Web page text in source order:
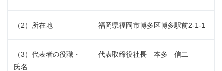
（2）所在地 福岡県福岡市博多区博多駅前2-1-1
（3）代表者の役職・
氏名
代表取締役社長 本多 信二